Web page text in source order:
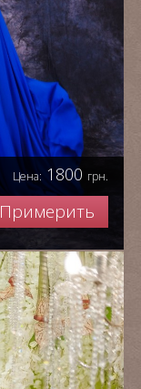
Цена: 1800 грн.
Примерить